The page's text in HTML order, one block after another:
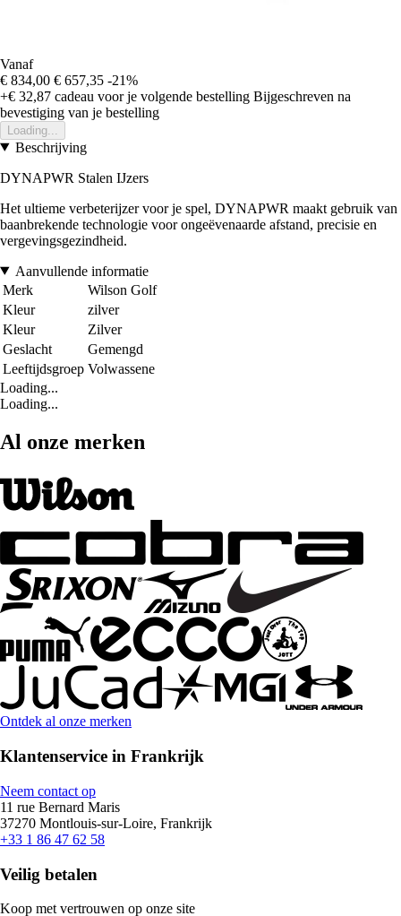
Vanaf
€ 834,00 € 657,35 -21%
+€ 32,87 cadeau voor je volgende bestelling Bijgeschreven na
bevestiging van je bestelling
Loading...
Beschrijving
DYNAPWR Stalen IJzers
Het ultieme verbeterijzer voor je spel, DYNAPWR maakt gebruik van
baanbrekende technologie voor ongeëvenaarde afstand, precisie en
vergevingsgezindheid.
Aanvullende informatie
Merk
Wilson Golf
Kleur
zilver
Kleur
Zilver
Geslacht
Gemengd
Leeftijdsgroep Volwassene
Loading...
Loading...
Al onze merken
Ontdek al onze merken
Klantenservice in Frankrijk
Neem contact op
11 rue Bernard Maris
37270 Montlouis-sur-Loire, Frankrijk
+33 1 86 47 62 58
Veilig betalen
Koop met vertrouwen op onze site